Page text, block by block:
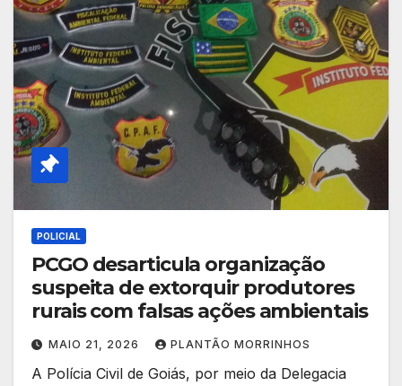
POLICIAL
PCGO desarticula organização
suspeita de extorquir produtores
rurais com falsas ações ambientais
MAIO 21, 2026 PLANTÃO MORRINHOS
A Polícia Civil de Goiás, por meio da Delegacia